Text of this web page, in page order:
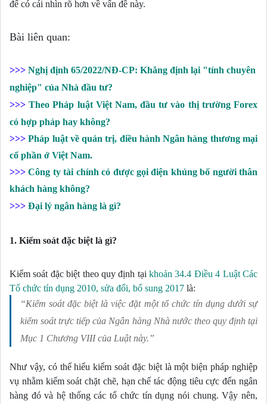
để có cái nhìn rõ hơn về vấn đề này.
Bài liên quan:
>>> Nghị định 65/2022/NĐ-CP: Khẳng định lại "tính chuyên
nghiệp" của Nhà đầu tư?
>>>Theo Pháp luật Việt Nam, đầu tư vào thị trường Forex
có hợp pháp hay không?
>>>Pháp luật về quản trị, điều hành Ngân hàng thương mại
cổ phần ở Việt Nam.
>>>Công ty tài chính có được gọi điện khủng bố người thân
khách hàng không?
>>> Đại lý ngân hàng là gì?
1. Kiểm soát đặc biệt là gì?
Kiểm soát đặc biệt theo quy định tại khoản 34.4 Điều 4 Luật Các
Tổ chức tín dụng 2010, sửa đổi, bổ sung 2017 là:
“Kiểm soát đặc biệt là việc đặt một tổ chức tín dụng dưới sự
kiểm soát trực tiếp của Ngân hàng Nhà nước theo quy định tại
Mục 1 Chương VIII của Luật này.”
Như vậy, có thể hiểu kiểm soát đặc biệt là một biện pháp nghiệp
vụ nhằm kiểm soát chặt chẽ, hạn chế tác động tiêu cực đến ngân
hàng đó và hệ thống các tổ chức tín dụng nói chung. Vậy nên,